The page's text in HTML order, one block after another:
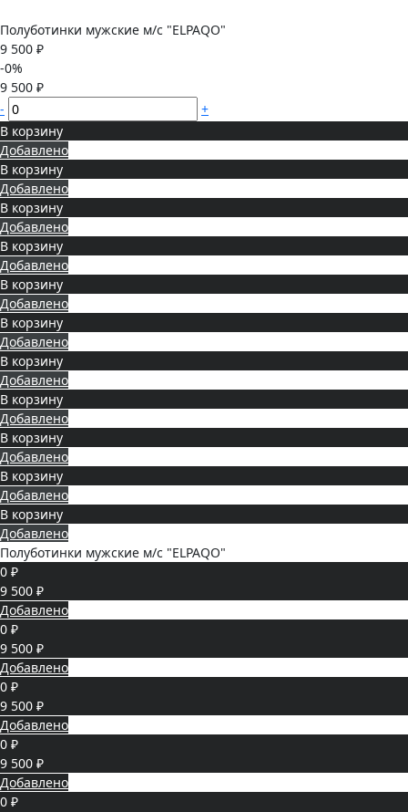
Полуботинки мужские м/с "ELPAQO"
9 500 ₽
-0%
9 500 ₽
-
+
В корзину
Добавлено
В корзину
Добавлено
В корзину
Добавлено
В корзину
Добавлено
В корзину
Добавлено
В корзину
Добавлено
В корзину
Добавлено
В корзину
Добавлено
В корзину
Добавлено
В корзину
Добавлено
В корзину
Добавлено
Полуботинки мужские м/с "ELPAQO"
0 ₽
9 500 ₽
Добавлено
0 ₽
9 500 ₽
Добавлено
0 ₽
9 500 ₽
Добавлено
0 ₽
9 500 ₽
Добавлено
0 ₽